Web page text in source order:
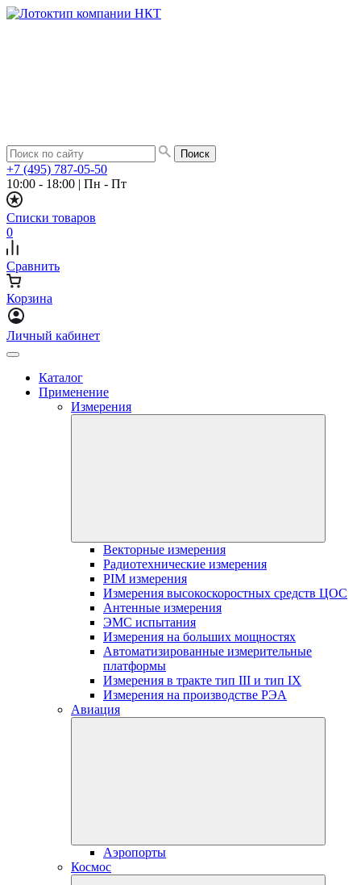
+7 (495) 787-05-50
10:00 - 18:00 | Пн - Пт
Списки товаров
0
Сравнить
Корзина
Личный кабинет
Каталог
Применение
Измерения
Векторные измерения
Радиотехнические измерения
PIM измерения
Измерения высокоскоростных средств ЦОС
Антенные измерения
ЭМС испытания
Измерения на больших мощностях
Автоматизированные измерительные
платформы
Измерения в тракте тип III и тип IX
Измерения на производстве РЭА
Авиация
Аэропорты
Космос